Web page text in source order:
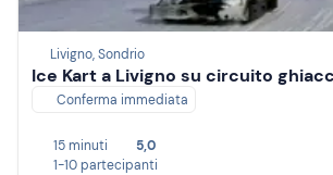
Livigno, Sondrio
Ice Kart a Livigno su circuito
Conferma immediata
15 minuti
5,0
1-10 partecipanti